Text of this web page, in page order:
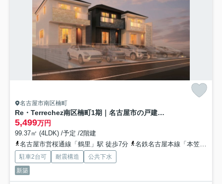
名古屋市南区楠町
Re・Terrechez南区楠町1期｜名古屋市の戸建ならホームアップ
5,499万円
99.37㎡ (4LDK) /予定 /2階建
名古屋市営桜通線「鶴里」駅 徒歩7分
名鉄名古屋本線「本笠寺」駅 徒歩13分
駐車2台可 耐震構造
公共下水
新築